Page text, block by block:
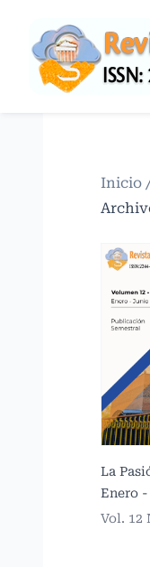
Inicio
La
Enero
Vol. 12